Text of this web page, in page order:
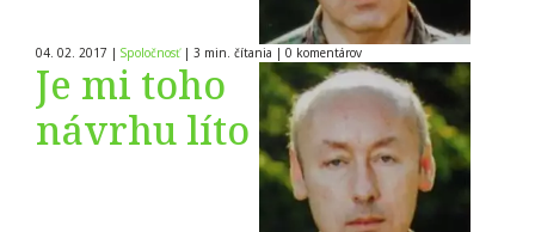
04. 02. 2017 | Spoločnosť | 3 min. čítania | 0 komentárov
Je mi toho
návrhu líto